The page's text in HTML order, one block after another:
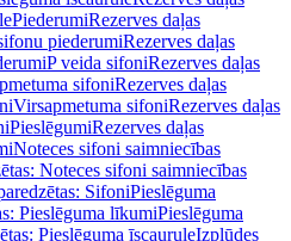
PiederumiRezerves daļas
piederumiRezerves daļas
P veida sifoniRezerves daļas
sifoniRezerves daļas
Virsapmetuma sifoniRezerves daļas
PieslēgumiRezerves daļas
Noteces sifoni saimniecības
Noteces sifoni saimniecības
SifoniPieslēguma
Pieslēguma līkumiPieslēguma
Pieslēguma īscauruleIzplūdes